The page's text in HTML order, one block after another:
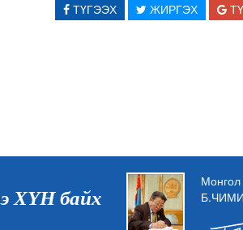
ТҮГЭЭХ ЖИРГЭХ
ХҮН байх